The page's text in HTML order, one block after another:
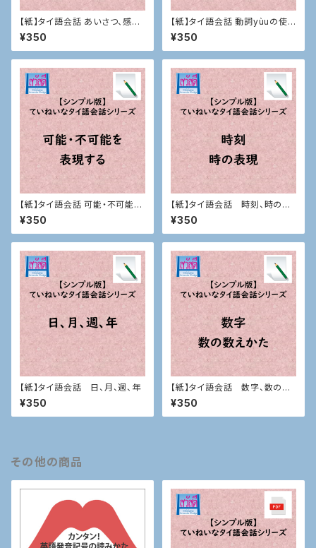
【紙】タイ語会話 あいさつ、感
謝、謝罪
¥350
【紙】タイ語会話 動詞yùuの使い
方、上下左右、近い、遠いなど
¥350
【紙】タイ語会話 可能・不可能を
表現する
¥350
【紙】タイ語会話 時刻、時の表
現
¥350
【紙】タイ語会話 日、月、週、年
¥350
【紙】タイ語会話 数字、数の数
えかた
¥350
その他の商品